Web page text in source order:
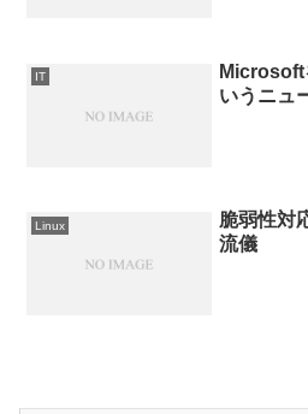
IT
Microsoft
いうニュ
Linux
脆弱性対
流儀